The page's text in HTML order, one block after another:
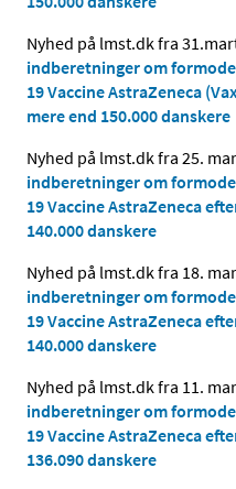
Nyhed på lmst.dk fra
indberetninger om
19 Vaccine AstraZeneca
mere end 150.000 danskere
Nyhed på lmst.dk fra 25.
indberetninger om
19 Vaccine AstraZeneca
140.000 danskere
Nyhed på lmst.dk fra 18.
indberetninger om
19 Vaccine AstraZeneca
140.000 danskere
Nyhed på lmst.dk fra 11.
indberetninger om
19 Vaccine AstraZeneca
136.090 danskere